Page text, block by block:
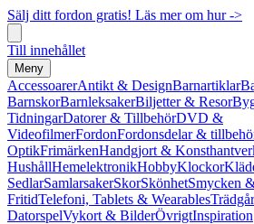
Sälj ditt fordon gratis! Läs mer om hur ->
Till innehållet
Meny
AccessoarerAntikt & DesignBarnartiklar
BarnskorBarnleksakerBiljetter & Resor
TidningarDatorer & TillbehörDVD &
VideofilmerFordonFordonsdelar &
OptikFrimärkenHandgjort &
HushållHemelektronikHobbyKlockor
SedlarSamlarsakerSkorSkönhetSmycken
FritidTelefoni, Tablets & Wearables
DatorspelVykort & BilderÖvrigtInspiration